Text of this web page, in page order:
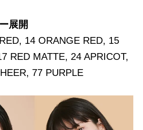
展開
14 ORANGE RED, 15
RED MATTE, 24 APRICOT,
77 PURPLE